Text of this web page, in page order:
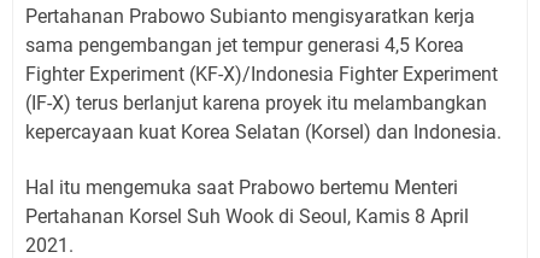
Pertahanan Prabowo Subianto mengisyaratkan kerja
sama pengembangan jet tempur generasi 4,5 Korea
Fighter Experiment (KF-X)/Indonesia Fighter Experiment
(IF-X) terus berlanjut karena proyek itu melambangkan
kepercayaan kuat Korea Selatan (Korsel) dan Indonesia.
Hal itu mengemuka saat Prabowo bertemu Menteri
Pertahanan Korsel Suh Wook di Seoul, Kamis 8 April
2021.